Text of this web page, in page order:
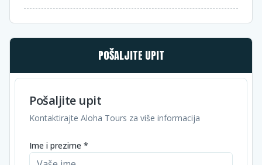
POŠALJITE UPIT
Pošaljite upit
Kontaktirajte Aloha Tours za više informacija
Ime i prezime *